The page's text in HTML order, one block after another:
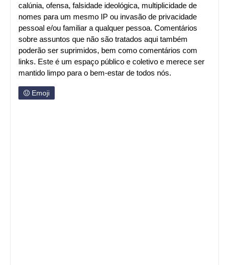
calúnia, ofensa, falsidade ideológica, multiplicidade de
nomes para um mesmo IP ou invasão de privacidade
pessoal e/ou familiar a qualquer pessoa. Comentários
sobre assuntos que não são tratados aqui também
poderão ser suprimidos, bem como comentários com
links. Este é um espaço público e coletivo e merece ser
mantido limpo para o bem-estar de todos nós.
Emoji